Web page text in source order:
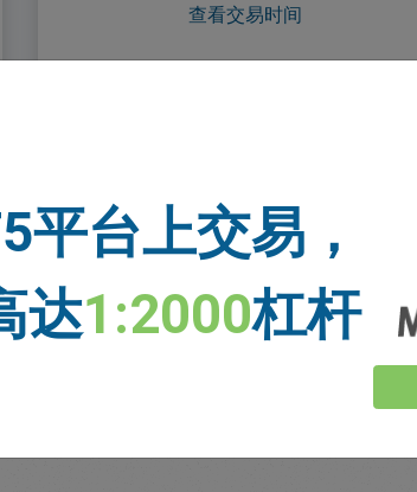
查看交易时间
交易者对我们的评价
平台上交易，
达1:2000杠杆